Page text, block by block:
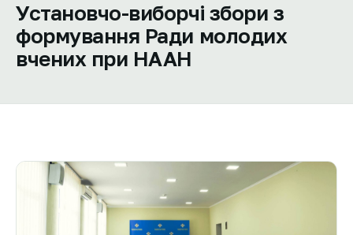
Установчо-виборчі збори з
формування Ради молодих
вчених при НААН